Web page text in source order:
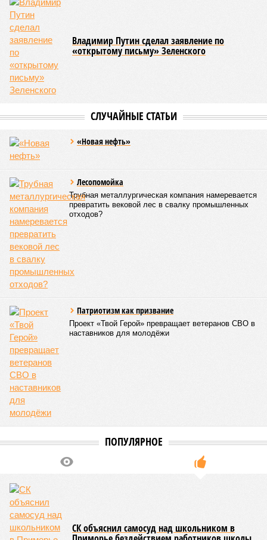
территорию в 180 тыс. квадратных километров, что равно
по площади Карелии, шести Курским или Калужским
областям, десятку Чуваший.
В общем, недаром события 1931-го находятся на первом
месте в списке самых смертоносных стихийных бедствий,
когда-либо происходивших на планете. Число
пострадавших в тот год достигло 53 млн человек, число
погибших, по некоторым оценкам, составило 4 миллиона.
Впрочем, для Китая подобное не в новинку. Так, в сентябре
1887 года вода прорвала многочисленные дамбы на реке
Хуанхэ и быстро залила почти весь Северный Китай, так
как местность там довольно низменная, и потоп просто не
целые города. Водой залило 130 тыс. квадратных
километров (а это больше территорий Оренбургской или
Кировской областей), 2 млн человек остались без крова,
ещё столько же погибли в результате спровоцированной
катастрофой пандемии.
Третье место по кровожадности в рейтинге стихийных
бедствий занимает смертоносный циклон Бхола 1970 года,
ставший самым мощным среди себе подобных за всю
Бангладеш, тогда называвшейся Восточным Пакистаном, и
индийского штата Западная Бенгалия. Шторма унесли
жизни полумиллиона человек.
Кажется, стремящаяся сохранить свою чистоту природа
что-то знала о том, какие именно страны станут со
временем самыми «грязными» в плане производств, и
планомерно подтачивала их демографию. А как ещё
объяснить то, что в топ-10 природных катастроф почти все
места занимают бедствия, разразившиеся в Индии,
Пакистане, Бангладеш и Турции? Что характерно, Россию и
Европу подобные катастрофы никогда не затрагивали,
здесь беды были другими, включая массовый голод и
масштабные эпидемии вроде бубонной чумы (200 млн
100 млн погибших во всём мире).
Когда земля – дыбом
Но это дела давно минувших дней. А что нам ждать в